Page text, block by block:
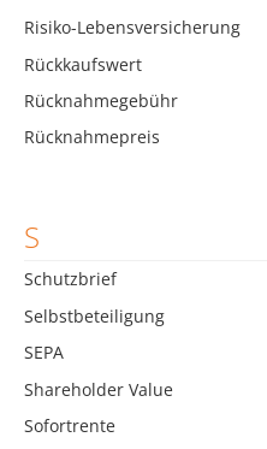
Risiko-Lebensversicherung
Rückkaufswert
Rücknahmegebühr
Rücknahmepreis
S
Schutzbrief
Selbstbeteiligung
SEPA
Shareholder Value
Sofortrente